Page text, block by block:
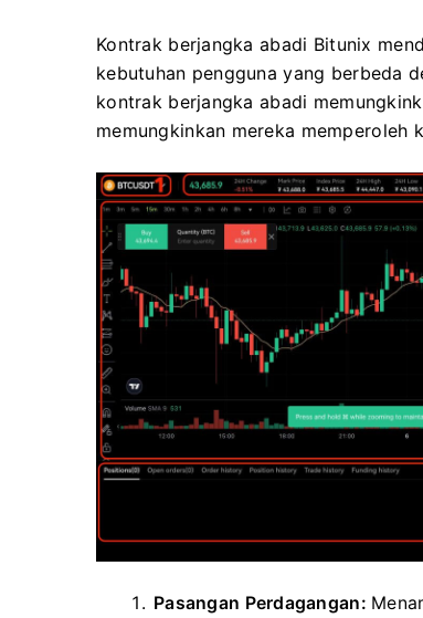
Kontrak berjangka abadi Bitunix
kebutuhan pengguna yang berbeda
kontrak berjangka abadi
memungkinkan mereka memperoleh
Pasangan Perdagangan: